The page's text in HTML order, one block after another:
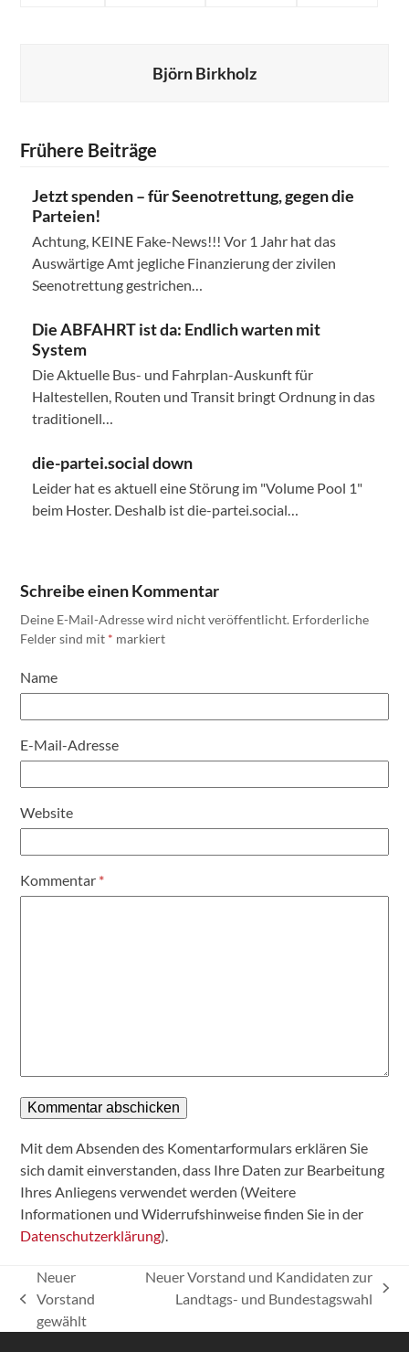
Björn Birkholz
Frühere Beiträge
Jetzt spenden – für Seenotrettung, gegen die
Parteien!
Achtung, KEINE Fake-News!!! Vor 1 Jahr hat das
Auswärtige Amt jegliche Finanzierung der zivilen
Seenotrettung gestrichen…
Die ABFAHRT ist da: Endlich warten mit
System
Die Aktuelle Bus- und Fahrplan-Auskunft für
Haltestellen, Routen und Transit bringt Ordnung in das
traditionell…
die-partei.social down
Leider hat es aktuell eine Störung im "Volume Pool 1"
beim Hoster. Deshalb ist die-partei.social…
Schreibe einen Kommentar
Deine E-Mail-Adresse wird nicht veröffentlicht. Erforderliche
Felder sind mit * markiert
Name
E-Mail-Adresse
Website
Kommentar *
Mit dem Absenden des Komentarformulars erklären Sie
sich damit einverstanden, dass Ihre Daten zur Bearbeitung
Ihres Anliegens verwendet werden (Weitere
Informationen und Widerrufshinweise finden Sie in der
Datenschutzerklärung).
vorheriger
Beitrag:
Neuer
Vorstand
gewählt
Nächster
Neuer Vorstand und Kandidaten zur
Landtags- und Bundestagswahl